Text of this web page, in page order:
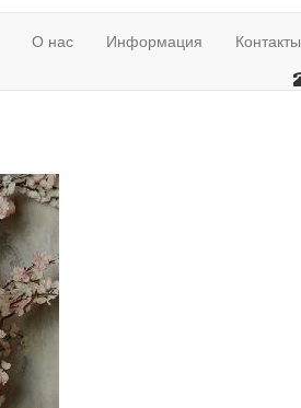
О нас Информация
Контакты